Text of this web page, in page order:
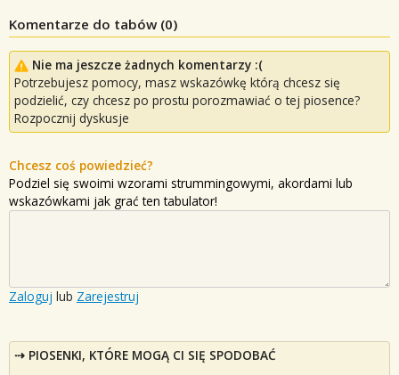
Komentarze do tabów (0)
Nie ma jeszcze żadnych komentarzy :(
Potrzebujesz pomocy, masz wskazówkę którą chcesz się
podzielić, czy chcesz po prostu porozmawiać o tej piosence?
Rozpocznij dyskusje
Chcesz coś powiedzieć?
Podziel się swoimi wzorami strummingowymi, akordami lub
wskazówkami jak grać ten tabulator!
Zaloguj lub Zarejestruj
PIOSENKI, KTÓRE MOGĄ CI SIĘ SPODOBAĆ